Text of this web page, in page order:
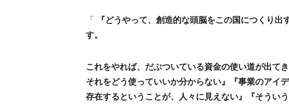
「
『どうやって、創造的な頭脳をこの国につくり
す。
これをやれば、だぶついている資金の使い道が出て
それをどう使っていいか分からない』『事業のアイ
存在するということが、人々に見えない』『そうい